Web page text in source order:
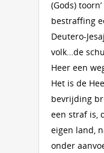
(Gods)
bestraffing
Deutero-
volk…de
Heer een
Het is de
bevrijding
een straf is,
eigen land,
onder